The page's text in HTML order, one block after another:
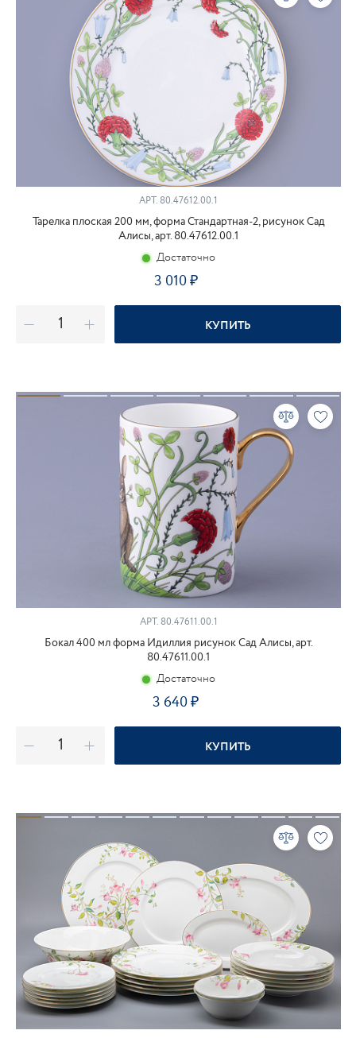
АРТ. 80.47612.00.1
Тарелка плоская 200 мм, форма Стандартная-2, рисунок Сад
Алисы, арт. 80.47612.00.1
Достаточно
3 010
КУПИТЬ
АРТ.80.47611.00.1
Бокал 400 мл форма Идиллия рисунок Сад Алисы, арт.
80.47611.00.1
Достаточно
3 640
КУПИТЬ